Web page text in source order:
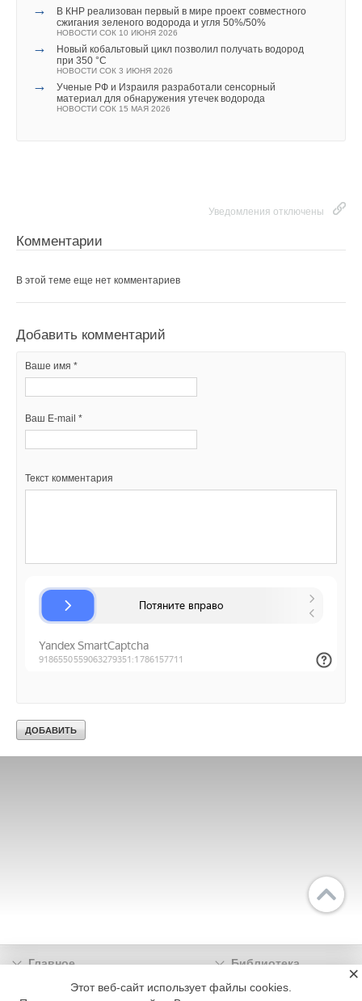
→
В КНР реализован первый в мире проект совместного
сжигания зеленого водорода и угля 50%/50%
НОВОСТИ СОК 10 ИЮНЯ 2026
→
Новый кобальтовый цикл позволил получать водород
при 350 °C
НОВОСТИ СОК 3 ИЮНЯ 2026
→
Ученые РФ и Израиля разработали сенсорный
материал для обнаружения утечек водорода
НОВОСТИ СОК 15 МАЯ 2026
Уведомления отключены
Комментарии
В этой теме еще нет комментариев
Добавить комментарий
Ваше имя *
Ваш E-mail *
Текст комментария
Комментарии
Текст комментария
Главное
Библиотека
Подписка
Реклама
Этот веб-сайт использует файлы cookies.
×